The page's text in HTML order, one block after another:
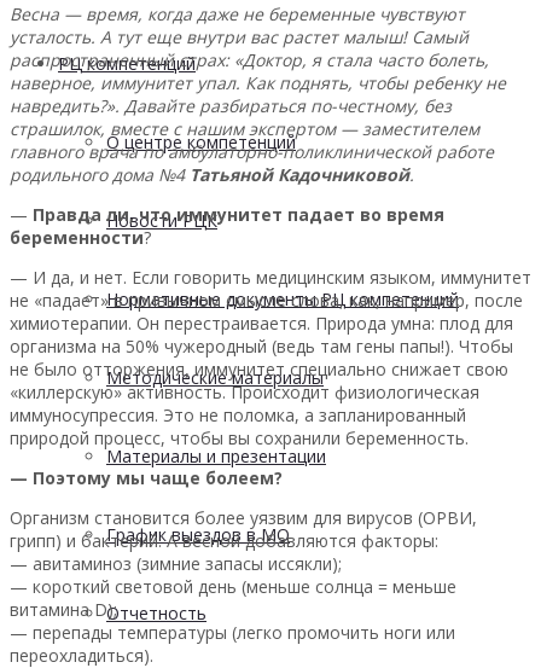
РЦ компетенций
О центре компетенций
Новости РЦК
Нормативные документы РЦ компетенций
Методические материалы
Материалы и презентации
График выездов в МО
Отчетность
Весна — время, когда даже не беременные чувствуют
усталость. А тут еще внутри вас растет малыш! Самый
распространенный страх: «Доктор, я стала часто болеть,
наверное, иммунитет упал. Как поднять, чтобы ребенку не
навредить?». Давайте разбираться по-честному, без
страшилок, вместе с нашим экспертом — заместителем
главного врача по амбулаторно-поликлинической работе
родильного дома №4 Татьяной Кадочниковой.
— Правда ли, что иммунитет падает во время
беременности?
— И да, и нет. Если говорить медицинским языком, иммунитет
не «падает» в привычном смысле слова, как, например, после
химиотерапии. Он перестраивается. Природа умна: плод для
организма на 50% чужеродный (ведь там гены папы!). Чтобы
не было отторжения, иммунитет специально снижает свою
«киллерскую» активность. Происходит физиологическая
иммуносупрессия. Это не поломка, а запланированный
природой процесс, чтобы вы сохранили беременность.
— Поэтому мы чаще болеем?
Организм становится более уязвим для вирусов (ОРВИ,
грипп) и бактерий. А весной добавляются факторы:
— авитаминоз (зимние запасы иссякли);
— короткий световой день (меньше солнца = меньше
витамина D);
— перепады температуры (легко промочить ноги или
переохладиться).